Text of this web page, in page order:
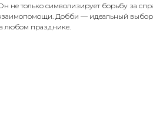
не только символизирует борьбу за
Добби — идеальный
любом празднике.